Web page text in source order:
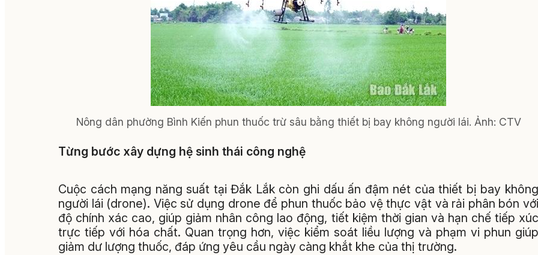
Nông dân phường Bình Kiến phun thuốc trừ sâu bằng thiết bị bay không người lái. Ảnh: CTV
Từng bước xây dựng hệ sinh thái công nghệ
Cuộc cách mạng năng suất tại Đắk Lắk còn ghi dấu ấn đậm nét của thiết bị bay không
người lái (drone). Việc sử dụng drone để phun thuốc bảo vệ thực vật và rải phân bón với
độ chính xác cao, giúp giảm nhân công lao động, tiết kiệm thời gian và hạn chế tiếp xúc
trực tiếp với hóa chất. Quan trọng hơn, việc kiểm soát liều lượng và phạm vi phun giúp
giảm dư lượng thuốc, đáp ứng yêu cầu ngày càng khắt khe của thị trường.